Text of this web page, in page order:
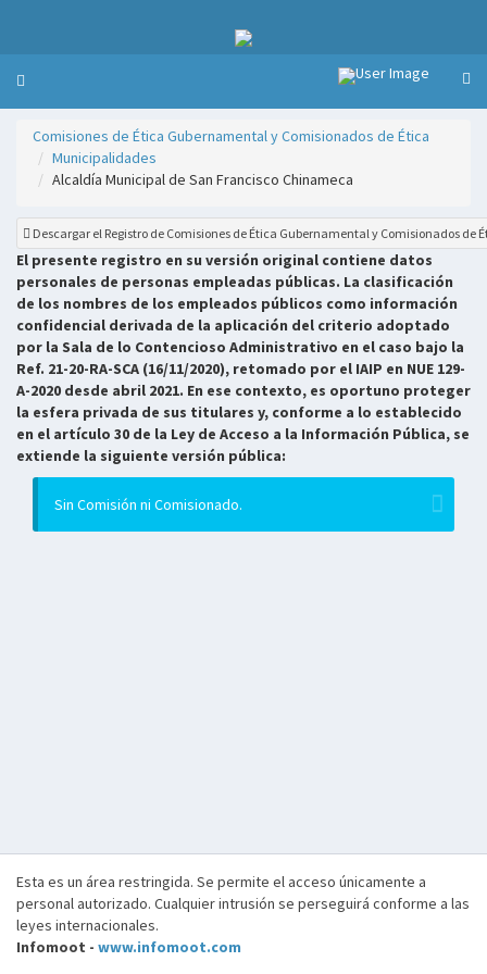
Comisiones de Ética Gubernamental y Comisionados de Ética
Municipalidades
Alcaldía Municipal de San Francisco Chinameca
Descargar el Registro de Comisiones de Ética Gubernamental y Comisionados de
El presente registro en su versión original contiene datos
personales de personas empleadas públicas. La clasificación
de los nombres de los empleados públicos como información
confidencial derivada de la aplicación del criterio adoptado
por la Sala de lo Contencioso Administrativo en el caso bajo la
Ref. 21-20-RA-SCA (16/11/2020), retomado por el IAIP en NUE 129-
A-2020 desde abril 2021. En ese contexto, es oportuno proteger
la esfera privada de sus titulares y, conforme a lo establecido
en el artículo 30 de la Ley de Acceso a la Información Pública, se
extiende la siguiente versión pública:
Sin Comisión ni Comisionado.
Esta es un área restringida. Se permite el acceso únicamente a
personal autorizado. Cualquier intrusión se perseguirá conforme a las
leyes internacionales.
Infomoot - www.infomoot.com